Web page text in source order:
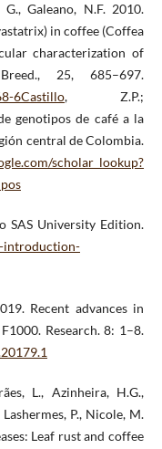
Galeano, N.F. 2010.
in coffee (Coffea
characterization of
25, 685–697.
6Castillo, Z.P.;
genotipos de café a la
central de Colombia.
scholar_lookup?
SAS University Edition.
introduction-
Recent advances in
Research. 8: 1–8.
L., Azinheira, H.G.,
P., Nicole, M.
Leaf rust and coffee